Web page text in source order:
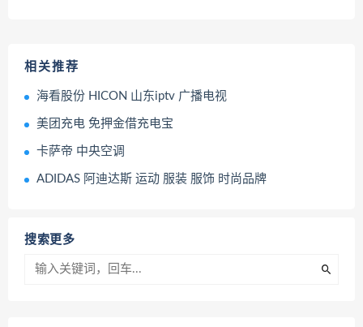
相关推荐
海看股份 HICON 山东iptv 广播电视
美团充电 免押金借充电宝
卡萨帝 中央空调
ADIDAS 阿迪达斯 运动 服装 服饰 时尚品牌
搜索更多